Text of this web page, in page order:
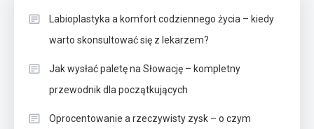
Labioplastyka a komfort codziennego życia – kiedy
warto skonsultować się z lekarzem?
Jak wysłać paletę na Słowację – kompletny
przewodnik dla początkujących
Oprocentowanie a rzeczywisty zysk – o czym